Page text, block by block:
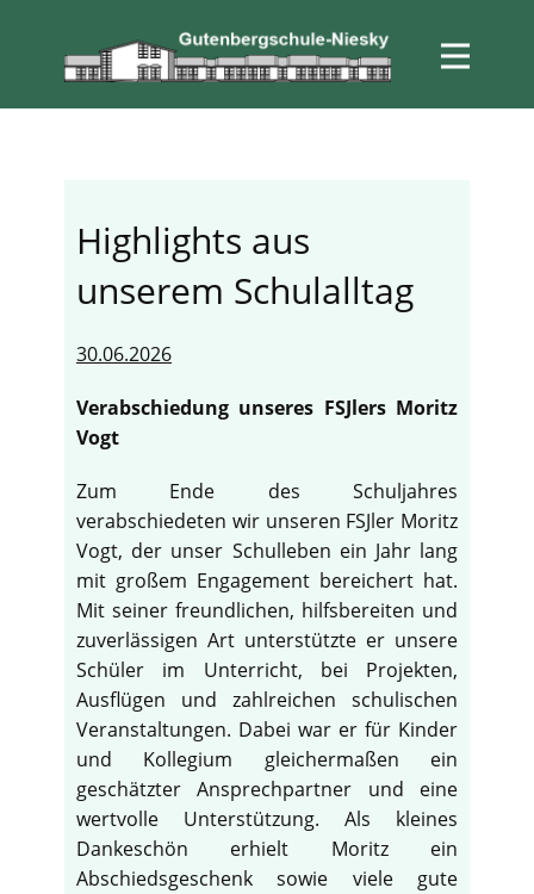
Highlights aus
unserem Schulalltag
30.06.2026
Verabschiedung unseres FSJlers Moritz
Vogt
Zum Ende des Schuljahres
verabschiedeten wir unseren FSJler Moritz
Vogt, der unser Schulleben ein Jahr lang
mit großem Engagement bereichert hat.
Mit seiner freundlichen, hilfsbereiten und
zuverlässigen Art unterstützte er unsere
Schüler im Unterricht, bei Projekten,
Ausflügen und zahlreichen schulischen
Veranstaltungen. Dabei war er für Kinder
und Kollegium gleichermaßen ein
geschätzter Ansprechpartner und eine
wertvolle Unterstützung. Als kleines
Dankeschön erhielt Moritz ein
Abschiedsgeschenk sowie viele gute